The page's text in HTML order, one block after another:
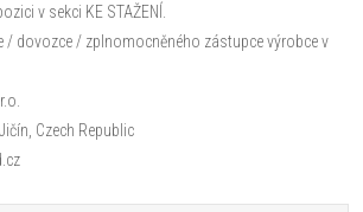
v sekci KE STAŽENÍ.
/ dovozce / zplnomocněného zástupce výrobce v
Czech Republic